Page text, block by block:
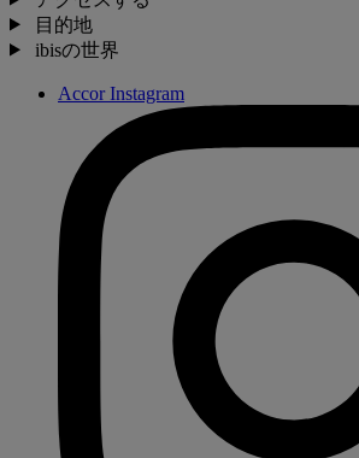
目的地
ibisの世界
Accor Instagram